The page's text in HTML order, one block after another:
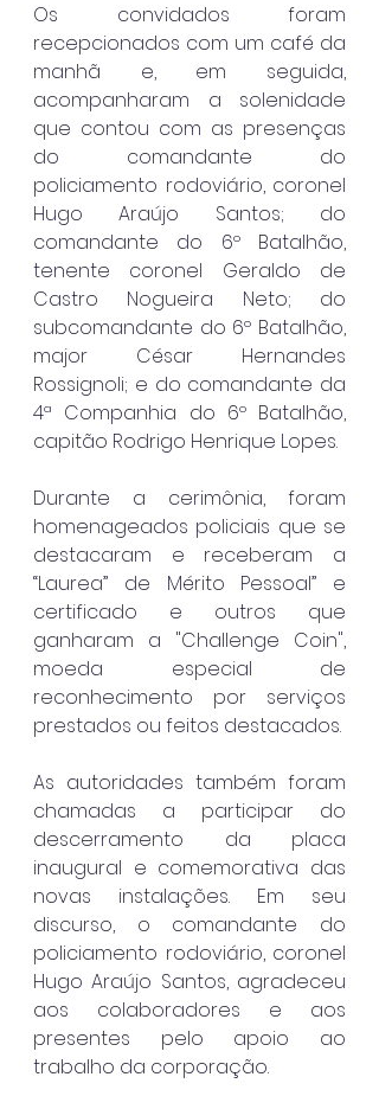
Os convidados foram
recepcionados com um café da
manhã e, em seguida,
acompanharam a solenidade
que contou com as presenças
do comandante do
policiamento rodoviário, coronel
Hugo Araújo Santos; do
comandante do 6º Batalhão,
tenente coronel Geraldo de
Castro Nogueira Neto; do
subcomandante do 6º Batalhão,
major César Hernandes
Rossignoli; e do comandante da
4ª Companhia do 6º Batalhão,
capitão Rodrigo Henrique Lopes.
Durante a cerimônia, foram
homenageados policiais que se
destacaram e receberam a
“Laurea” de Mérito Pessoal” e
certificado e outros que
ganharam a "Challenge Coin",
moeda especial de
reconhecimento por serviços
prestados ou feitos destacados.
As autoridades também foram
chamadas a participar do
descerramento da placa
inaugural e comemorativa das
novas instalações. Em seu
discurso, o comandante do
policiamento rodoviário, coronel
Hugo Araújo Santos, agradeceu
aos colaboradores e aos
presentes pelo apoio ao
trabalho da corporação.